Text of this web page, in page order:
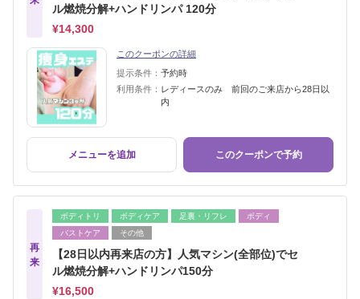
ル燃焼分解+ハンドリンパ 120分
¥14,300
このクーポンの詳細
提示条件： 予約時
利用条件： レディースのみ 前回のご来店から28日以
内
メニューを追加 このクーポンで予約
再
来
ボディトリ ボディケア 足裏・リフレ
ボディ
バストケア
その他
【28日以内再来店の方】人気マシン(全部位)でセ
ル燃焼分解+ハンドリンパ150分
¥16,500